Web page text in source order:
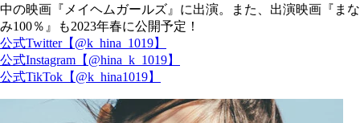
中の映画『メイヘムガールズ』に出演。また、出演映画『まな
み100％』も2023年春に公開予定！
公式Twitter【@k_hina_1019】
公式Instagram【@hina_k_1019】
公式TikTok【@k_hina1019】